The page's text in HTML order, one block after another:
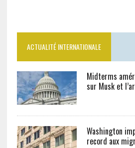
ACTUALITÉ INTERNATIONALE
Midterms
sur Musk et
Washington
record aux